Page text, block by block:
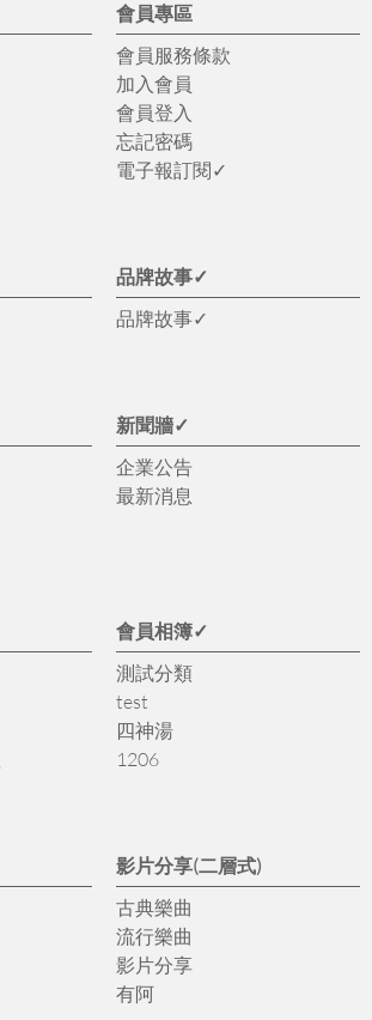
會員專區
會員服務條款
加入會員
會員登入
忘記密碼
電子報訂閱✓
品牌故事✓
品牌故事✓
新聞牆✓
企業公告
最新消息
會員相簿✓
測試分類
test
四神湯
1206
影片分享(二層式)
古典樂曲
流行樂曲
影片分享
有阿